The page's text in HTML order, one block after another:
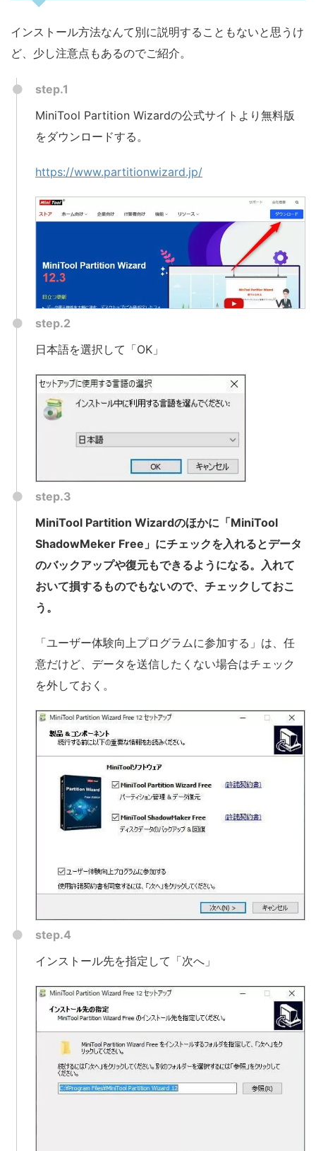
インストール方法なんて別に説明することもないと思うけ
ど、少し注意点もあるのでご紹介。
step.1
MiniTool Partition Wizardの公式サイトより無料版
をダウンロードする。
https://www.partitionwizard.jp/
step.2
日本語を選択して「OK」
step.3
MiniTool Partition Wizardのほかに「MiniTool
ShadowMeker Free」にチェックを入れるとデータ
のバックアップや復元もできるようになる。入れて
おいて損するものでもないので、チェックしておこ
う。
「ユーザー体験向上プログラムに参加する」は、任
意だけど、データを送信したくない場合はチェック
を外しておく。
step.4
インストール先を指定して「次へ」